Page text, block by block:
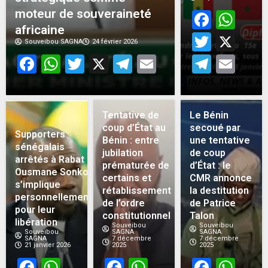
moteur de souveraineté
africaine
Souveibou SAGNA 24 février 2026
Facebook
WhatsApp
Twitter
X Telegram
Email
X
Supporters
sénégalais
arrêtés à Rabat :
Ousmane Sonko
s’implique
personnellement
pour leur
libération
Souveibou
SAGNA
21 janvier 2026
Tentative de
coup d’État au
Bénin : entre
jubilation
prématurée de
certains et
rétablissement
de l’ordre
constitutionnel
Souveibou
SAGNA
7 décembre
2025
Le Bénin
secoué par
une tentative
de coup
d’État : le
CMR annonce
la destitution
de Patrice
Talon
Souveibou
SAGNA
7 décembre
2025